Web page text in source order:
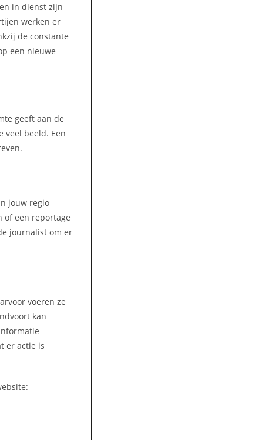
in dienst zijn
werken er
de constante
een nieuwe
geeft aan de
veel beeld. Een
jouw regio
of een reportage
journalist om er
voeren ze
kan
er actie is